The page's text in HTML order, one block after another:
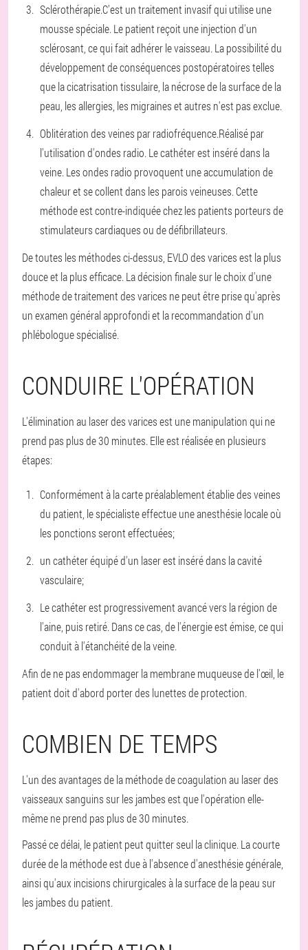
Sclérothérapie.C'est un traitement invasif qui utilise une
mousse spéciale. Le patient reçoit une injection d'un
sclérosant, ce qui fait adhérer le vaisseau. La possibilité du
développement de conséquences postopératoires telles
que la cicatrisation tissulaire, la nécrose de la surface de la
peau, les allergies, les migraines et autres n'est pas exclue.
Oblitération des veines par radiofréquence.Réalisé par
l'utilisation d'ondes radio. Le cathéter est inséré dans la
veine. Les ondes radio provoquent une accumulation de
chaleur et se collent dans les parois veineuses. Cette
méthode est contre-indiquée chez les patients porteurs de
stimulateurs cardiaques ou de défibrillateurs.
De toutes les méthodes ci-dessus, EVLO des varices est la plus
douce et la plus efficace. La décision finale sur le choix d'une
méthode de traitement des varices ne peut être prise qu'après
un examen général approfondi et la recommandation d'un
phlébologue spécialisé.
CONDUIRE L'OPÉRATION
L'élimination au laser des varices est une manipulation qui ne
prend pas plus de 30 minutes. Elle est réalisée en plusieurs
étapes:
Conformément à la carte préalablement établie des veines
du patient, le spécialiste effectue une anesthésie locale où
les ponctions seront effectuées;
un cathéter équipé d'un laser est inséré dans la cavité
vasculaire;
Le cathéter est progressivement avancé vers la région de
l'aine, puis retiré. Dans ce cas, de l'énergie est émise, ce qui
conduit à l'étanchéité de la veine.
Afin de ne pas endommager la membrane muqueuse de l'œil, le
patient doit d'abord porter des lunettes de protection.
COMBIEN DE TEMPS
L'un des avantages de la méthode de coagulation au laser des
vaisseaux sanguins sur les jambes est que l'opération elle-
même ne prend pas plus de 30 minutes.
Passé ce délai, le patient peut quitter seul la clinique. La courte
durée de la méthode est due à l'absence d'anesthésie générale,
ainsi qu'aux incisions chirurgicales à la surface de la peau sur
les jambes du patient.